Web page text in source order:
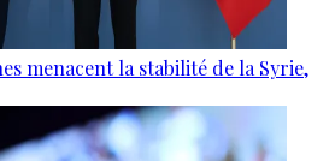
menacent la stabilité de la Syrie,